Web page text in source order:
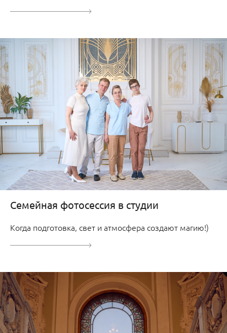
Семейная фотосессия в студии
Когда подготовка, свет и атмосфера создают магию!)